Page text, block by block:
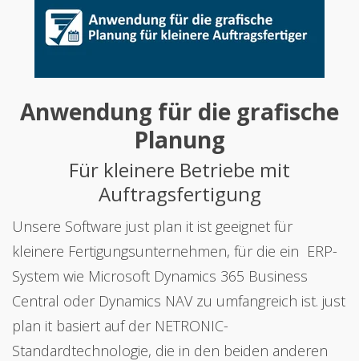
Anwendung für die grafische
Planung
Für kleinere Betriebe mit
Auftragsfertigung
Unsere Software just plan it ist geeignet für
kleinere Fertigungsunternehmen, für die ein ERP-
System wie Microsoft Dynamics 365 Business
Central oder Dynamics NAV zu umfangreich ist. just
plan it basiert auf der NETRONIC-
Standardtechnologie, die in den beiden anderen